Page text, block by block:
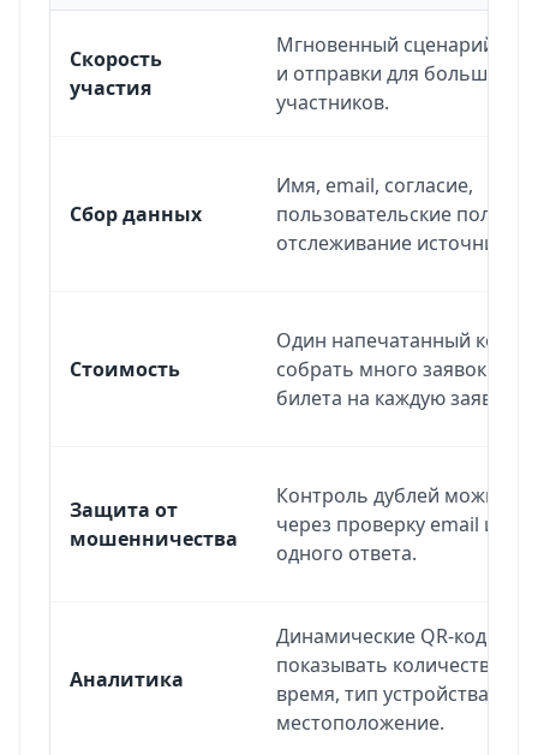
Скорость
участия
Мгновенный сценарий
и отправки для
участников.
Сбор данных
Имя, email, согласие,
пользовательские поля и
отслеживание источника.
Стоимость
Один напечатанный код
собрать много заявок без
билета на каждую заявку.
Защита от
мошенничества
Контроль дублей можно
через проверку email или
одного ответа.
Аналитика
Динамические QR-коды
показывать количество
время, тип устройства и
местоположение.